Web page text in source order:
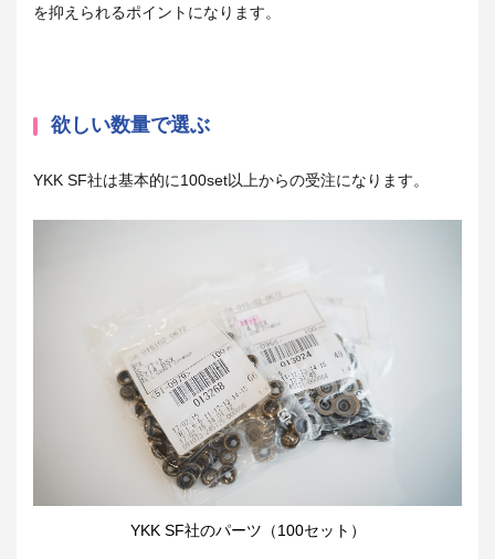
を抑えられるポイントになります。
欲しい数量で選ぶ
YKK SF社は基本的に100set以上からの受注になります。
YKK SF社のパーツ（100セット）